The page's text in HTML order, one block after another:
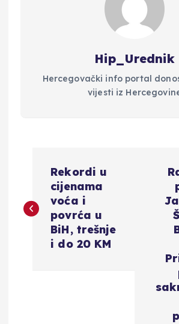
Hip_Urednik
Hercegovački info portal
vijesti iz
v
Rekordi u
cijenama
voća i
povrća u
BiH, trešnje
i do 20 KM